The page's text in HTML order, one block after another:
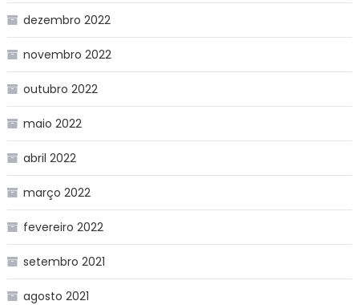
dezembro 2022
novembro 2022
outubro 2022
maio 2022
abril 2022
março 2022
fevereiro 2022
setembro 2021
agosto 2021